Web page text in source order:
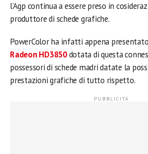
l’Agp continua a essere preso in
produttore di schede grafiche.
PowerColor ha infatti appena
Radeon HD3850dotata di questa
possessori di schede madri datate la
prestazioni grafiche di tutto rispetto.